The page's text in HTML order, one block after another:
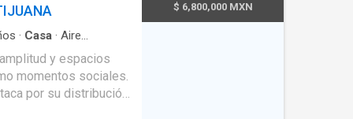
contemporánea -
con muros
casa moderna,
de lavado y un
terraza ideal
EasyBroker ID: EB-
· Casa · Aire
y espacios
momentos sociales.
por su distribución
$ 6,800,000 MXN